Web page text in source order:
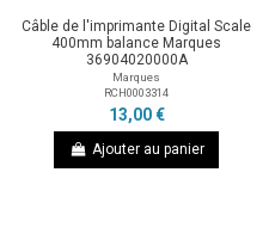
Câble de l'imprimante Digital Scale
400mm balance Marques
36904020000A
Marques
RCH0003314
13,00 €
Ajouter au panier